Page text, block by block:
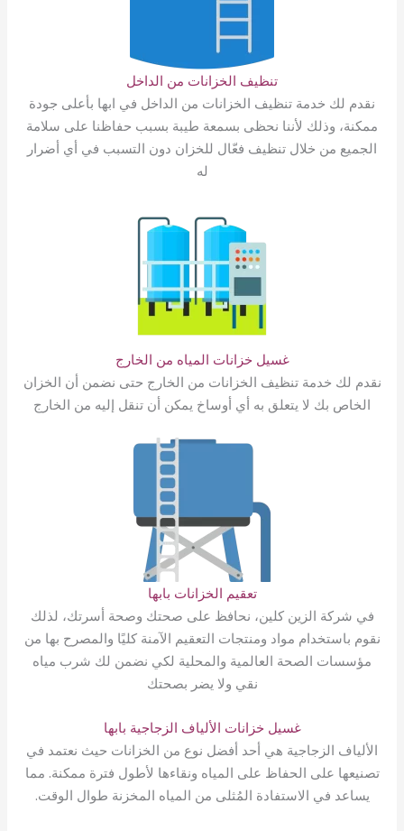
تنظيف الخزانات من الداخل
نقدم لك خدمة تنظيف الخزانات من الداخل في ابها بأعلى جودة
ممكنة، وذلك لأننا نحظى بسمعة طيبة بسبب حفاظنا على سلامة
الجميع من خلال تنظيف فعّال للخزان دون التسبب في أي أضرار
له
غسيل خزانات المياه من الخارج
نقدم لك خدمة تنظيف الخزانات من الخارج حتى نضمن أن الخزان
الخاص بك لا يتعلق به أي أوساخ يمكن أن تنقل إليه من الخارج
تعقيم الخزانات بابها
في شركة الزين كلين، نحافظ على صحتك وصحة أسرتك، لذلك
نقوم باستخدام مواد ومنتجات التعقيم الآمنة كليًا والمصرح بها من
مؤسسات الصحة العالمية والمحلية لكي نضمن لك شرب مياه
نقي ولا يضر بصحتك
غسيل خزانات الألياف الزجاجية بابها
الألياف الزجاجية هي أحد أفضل نوع من الخزانات حيث نعتمد في
تصنيعها على الحفاظ على المياه ونقاءها لأطول فترة ممكنة. مما
يساعد في الاستفادة المُثلى من المياه المخزنة طوال الوقت.